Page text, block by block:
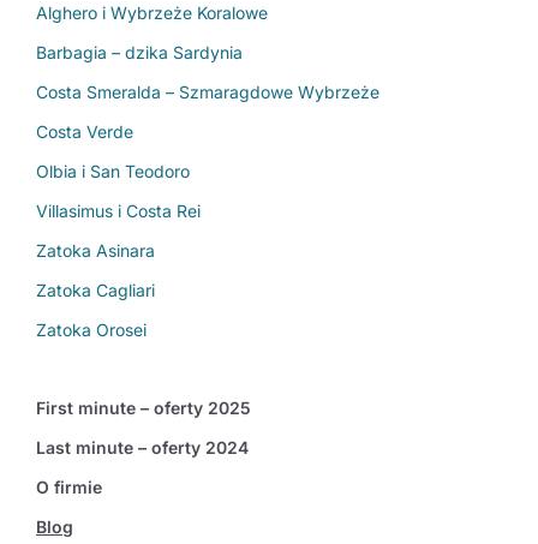
Alghero i Wybrzeże Koralowe
Barbagia – dzika Sardynia
Costa Smeralda – Szmaragdowe Wybrzeże
Costa Verde
Olbia i San Teodoro
Villasimus i Costa Rei
Zatoka Asinara
Zatoka Cagliari
Zatoka Orosei
First minute – oferty 2025
Last minute – oferty 2024
O firmie
Blog